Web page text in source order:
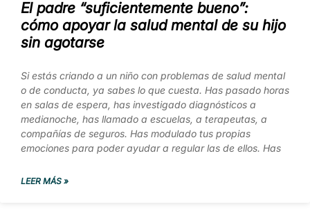
El padre “suficientemente bueno”:
cómo apoyar la salud mental de su hijo
sin agotarse
Si estás criando a un niño con problemas de salud mental
o de conducta, ya sabes lo que cuesta. Has pasado horas
en salas de espera, has investigado diagnósticos a
medianoche, has llamado a escuelas, a terapeutas, a
compañías de seguros. Has modulado tus propias
emociones para poder ayudar a regular las de ellos. Has
LEER MÁS »